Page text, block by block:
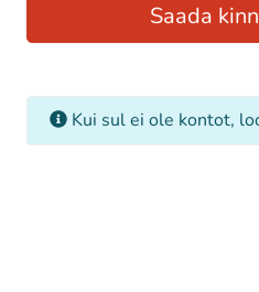
Saada
Kui sul ei ole kontot,